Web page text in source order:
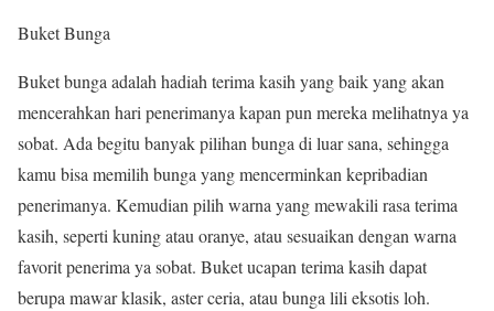
Buket Bunga
Buket bunga adalah hadiah terima kasih yang baik yang akan
mencerahkan hari penerimanya kapan pun mereka melihatnya ya
sobat. Ada begitu banyak pilihan bunga di luar sana, sehingga
kamu bisa memilih bunga yang mencerminkan kepribadian
penerimanya. Kemudian pilih warna yang mewakili rasa terima
kasih, seperti kuning atau oranye, atau sesuaikan dengan warna
favorit penerima ya sobat. Buket ucapan terima kasih dapat
berupa mawar klasik, aster ceria, atau bunga lili eksotis loh.